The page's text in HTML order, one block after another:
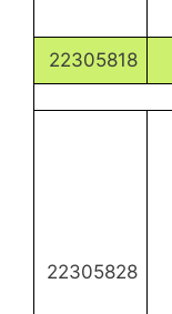
22305818
22305828